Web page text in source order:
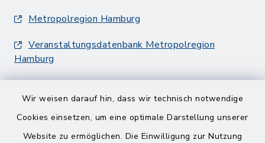
Wir weisen darauf hin, dass wir technisch notwendige
Cookies einsetzen, um eine optimale Darstellung unserer
Website zu ermöglichen. Die Einwilligung zur Nutzung
Metropolregion Hamburg
Veranstaltungsdatenbank Metropolregion
Hamburg